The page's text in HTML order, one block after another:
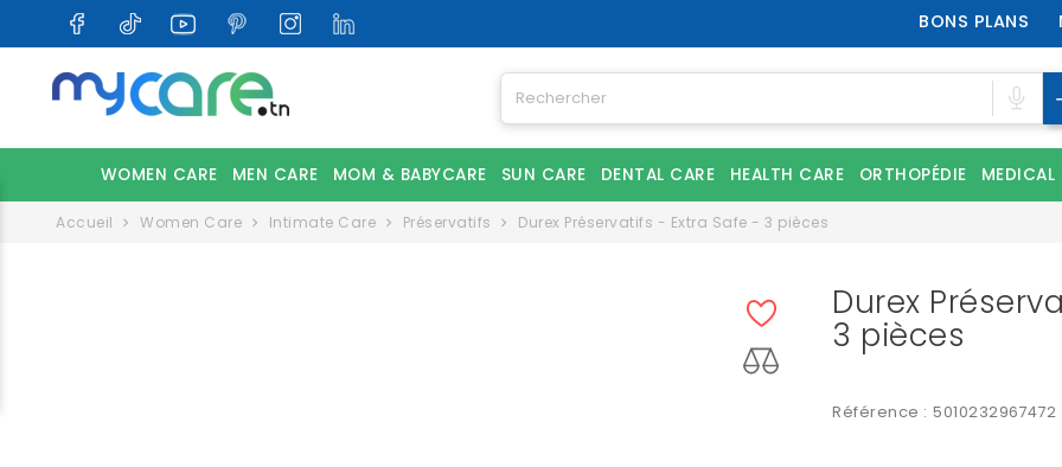
BONS PLANS
WOMEN CARE MEN CARE MOM & BABYCARE SUN CARE DENTAL CARE HEALTH CARE ORTHOPÉDIE MEDICAL
Accueil Women Care Intimate Care Préservatifs Durex Préservatifs - Extra Safe - 3 pièces
Durex
3 pièces
Référence : 5010232967472